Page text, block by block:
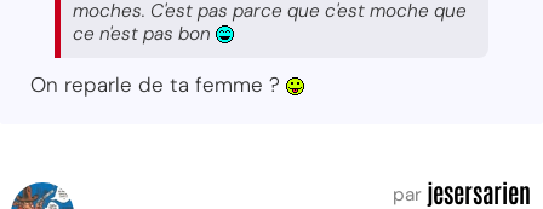
moches. C'est pas parce que c'est moche que
ce n'est pas bon
On reparle de ta femme ?
par jesersarien